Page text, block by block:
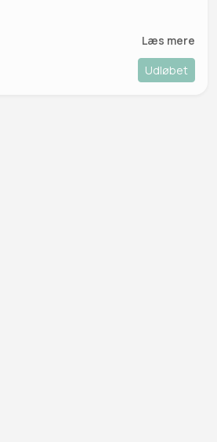
Læs mere
Udløbet